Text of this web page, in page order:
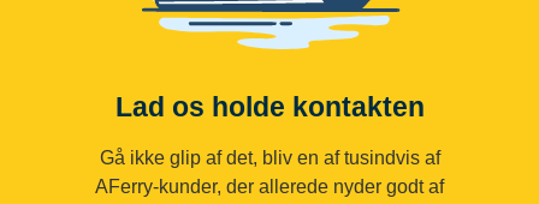
Lad os holde kontakten
Gå ikke glip af det, bliv en af tusindvis af
AFerry-kunder, der allerede nyder godt af